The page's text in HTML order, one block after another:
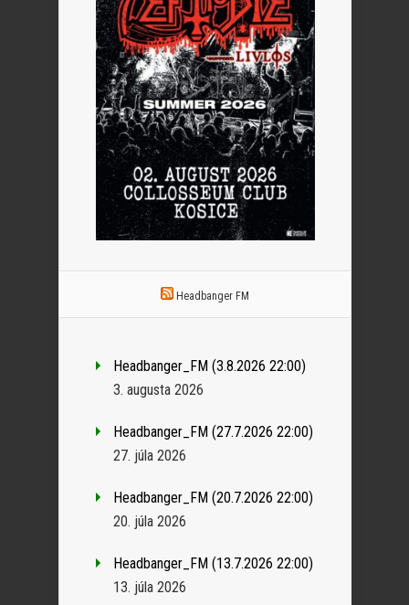
Headbanger FM
Headbanger_FM (3.8.2026 22:00)
3. augusta 2026
Headbanger_FM (27.7.2026 22:00)
27. júla 2026
Headbanger_FM (20.7.2026 22:00)
20. júla 2026
Headbanger_FM (13.7.2026 22:00)
13. júla 2026